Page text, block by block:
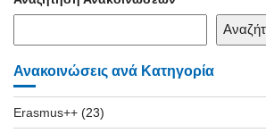
Ανακοινώσεις ανά Κατηγορία
Erasmus++ (23)